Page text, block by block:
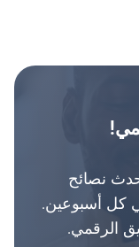
نصائح
كل أسبوعين.
الرقمي.